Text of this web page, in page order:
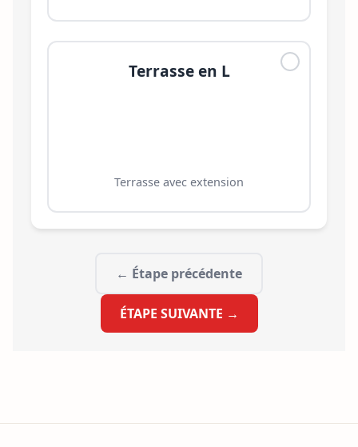
Terrasse en L
Terrasse avec extension
← Étape précédente
ÉTAPE SUIVANTE →